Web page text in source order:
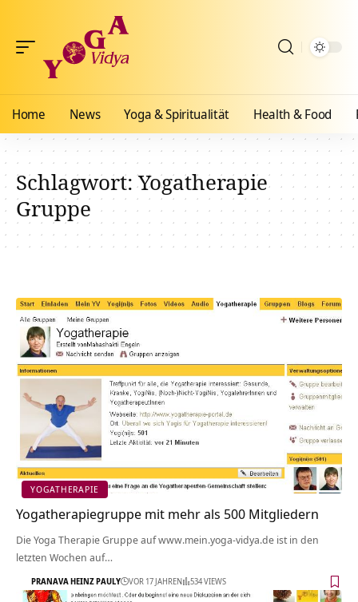
Home News Yoga & Spiritualität Health & Food
Schlagwort:Yogatherapie
Gruppe
YOGATHERAPIE
Yogatherapiegruppe mit mehr als 500 Mitgliedern
Die Yoga Therapie Gruppe auf www.mein.yoga-vidya.de ist in den
letzten Wochen auf…
PRANAVA HEINZ PAULY VOR 17 JAHREN 534 VIEWS